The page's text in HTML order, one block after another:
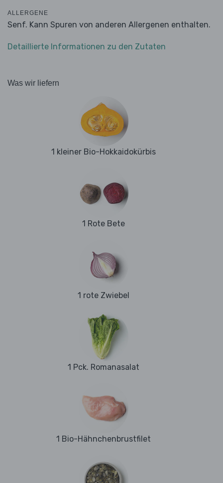
ALLERGENE
Senf. Kann Spuren von anderen Allergenen enthalten.
Detaillierte Informationen zu den Zutaten
Was wir liefern
1 kleiner Bio-Hokkaidokürbis
1 Rote Bete
1 rote Zwiebel
1 Pck. Romanasalat
1 Bio-Hähnchenbrustfilet